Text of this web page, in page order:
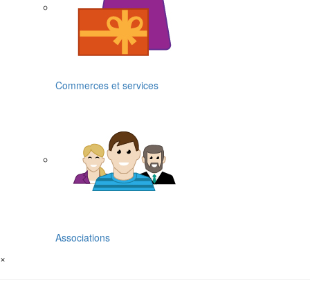
Commerces et services
Associations
×